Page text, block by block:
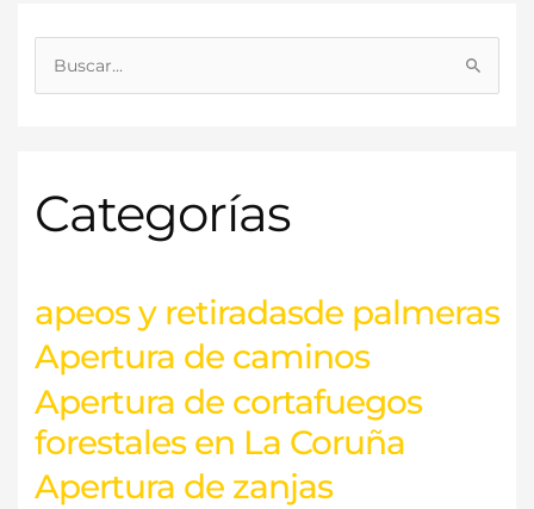
a
r
Categorías
apeos y retiradasde palmeras
Apertura de caminos
Apertura de cortafuegos
forestales en La Coruña
Apertura de zanjas